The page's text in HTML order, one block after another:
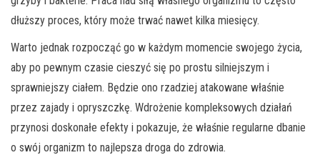
dłuższy proces, który może trwać nawet kilka miesięcy.
Warto jednak rozpocząć go w każdym momencie swojego życia,
aby po pewnym czasie cieszyć się po prostu silniejszym i
sprawniejszy ciałem. Będzie ono rzadziej atakowane właśnie
przez zajady i opryszczkę. Wdrożenie kompleksowych działań
przynosi doskonałe efekty i pokazuje, że właśnie regularne dbanie
o swój organizm to najlepsza droga do zdrowia.